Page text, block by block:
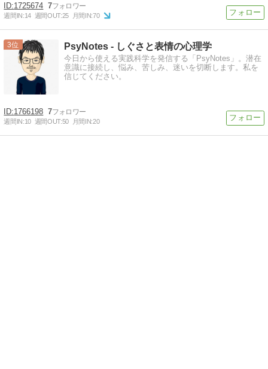
1725674 7
週間IN:14 週間OUT:25 月間IN:70
3 PsyNotes - しぐさと表情の心理学
今日から使える実践科学を発信する「PsyNotes」。潜在
意識に接続し、悩み、苦しみ、迷いを切断します。私を
信じてください。
1766198 7
週間IN:10 週間OUT:50 月間IN:20